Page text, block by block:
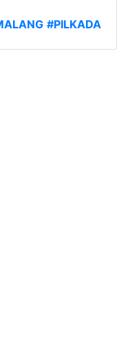
#PILKADA